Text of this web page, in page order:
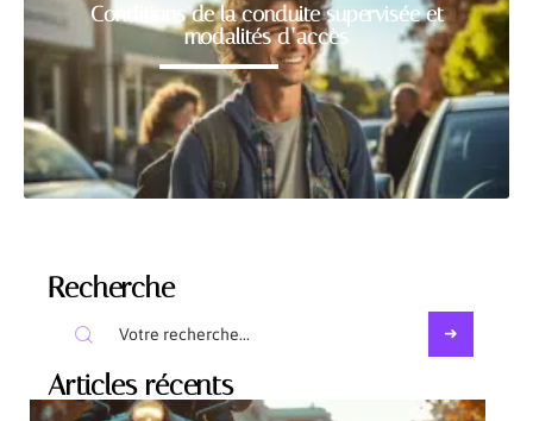
Conditions de la conduite supervisée et
modalités d’accès
Recherche
Articles récents